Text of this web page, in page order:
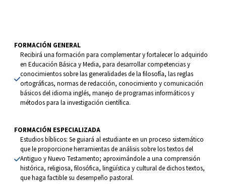
FORMACIÓN GENERAL
Recibirá una formación para complementar y fortalecer lo adquirido
en Educación Básica y Media, para desarrollar competencias y
conocimientos sobre las generalidades de la filosofía, las reglas
ortográficas, normas de redacción, conocimiento y comunicación
básicos del idioma inglés, manejo de programas informáticos y
métodos para la investigación científica.
FORMACIÓN ESPECIALIZADA
Estudios bíblicos: Se guiará al estudiante en un proceso sistemático
que le proporcione herramientas de análisis sobre los textos del
Antiguo y Nuevo Testamento; aproximándole a una comprensión
histórica, religiosa, filosófica, lingüística y cultural de dichos textos,
que haga factible su desempeño pastoral.